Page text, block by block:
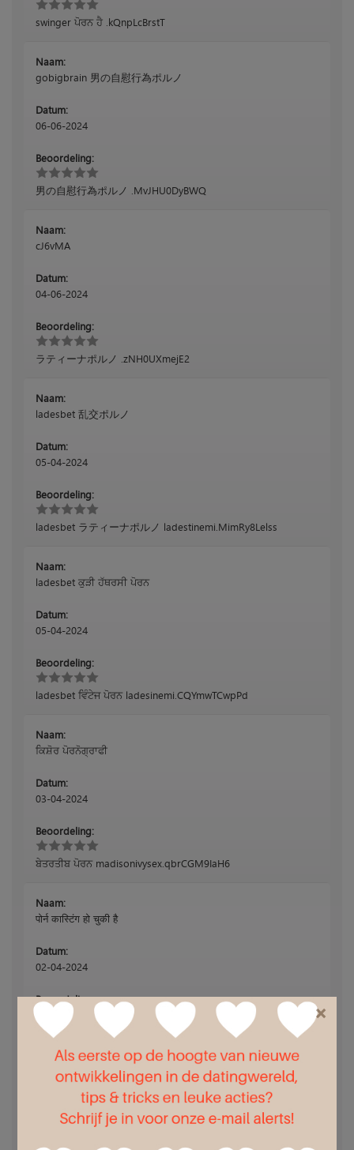
swinger ਪੋਰਨ ਹੈ .kQnpLcBrstT
Naam:
gobigbrain 男の自慰行為ポルノ
Datum:
06-06-2024
Beoordeling:
男の自慰行為ポルノ .MvJHU0DyBWQ
Naam:
cJ6vMA
Datum:
04-06-2024
Beoordeling:
ラティーナポルノ .zNH0UXmejE2
Naam:
ladesbet 乱交ポルノ
Datum:
05-04-2024
Beoordeling:
ladesbet ラティーナポルノ ladestinemi.MimRy8Lelss
Naam:
ladesbet ਕੁੜੀ ਹੱਥਰਸੀ ਪੋਰਨ
Datum:
05-04-2024
Beoordeling:
ladesbet ਵਿੰਟੇਜ ਪੋਰਨ ladesinemi.CQYmwTCwpPd
Naam:
ਕਿਸ਼ੋਰ ਪੋਰਨੋਗ੍ਰਾਫੀ
Datum:
03-04-2024
Beoordeling:
ਬੇਤਰਤੀਬ ਪੋਰਨ madisonivysex.qbrCGM9IaH6
Naam:
पोर्न कास्टिंग हो चुकी है
Datum:
02-04-2024
Beoordeling:
आबनूस अश्लीलता hkyonet.ITOHKC7CSKr
Naam:
सह शॉट अश्लील
Datum:
×